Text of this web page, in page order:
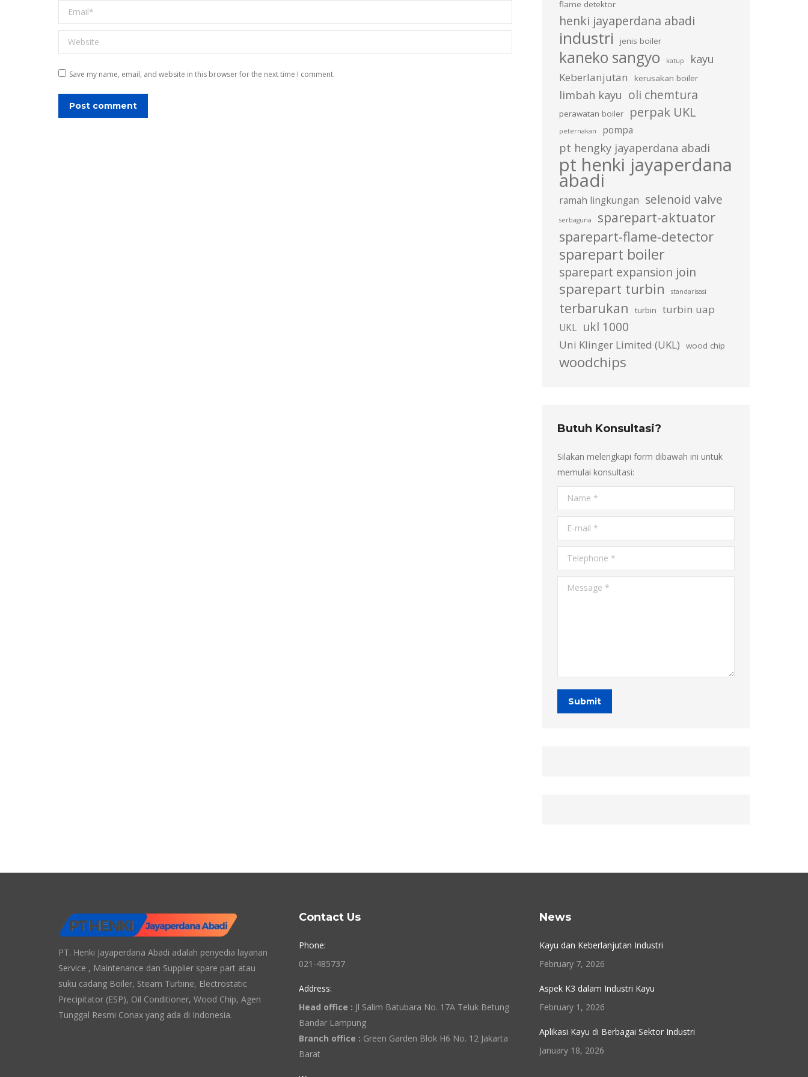
Email *
Website
Save my name, email, and website in this browser for the next time I comment.
Post comment
flame detektor
henki jayaperdana abadi
industri jenis boiler
kaneko sangyo katup kayu
Keberlanjutan kerusakan boiler
limbah kayu oli chemtura
perawatan boiler perpak UKL
peternakan pompa
pt hengky jayaperdana abadi
pt henki jayaperdana
abadi
ramah lingkungan selenoid valve
serbaguna
sparepart-aktuator
sparepart-flame-detector
sparepart boiler
sparepart expansion join
sparepart turbin standarisasi
terbarukan turbin turbin uap
UKL ukl 1000
Uni Klinger Limited (UKL) wood chip
woodchips
Butuh Konsultasi?
Silakan melengkapi form dibawah ini untuk
memulai konsultasi:
Name *
E-mail *
Telephone *
Message *
Submit
PT. Henki Jayaperdana Abadi adalah penyedia layanan
Service , Maintenance dan Supplier spare part atau
suku cadang Boiler, Steam Turbine, Electrostatic
Precipitator (ESP), Oil Conditioner, Wood Chip, Agen
Tunggal Resmi Conax yang ada di Indonesia.
Contact Us
Phone:
021-485737
Address:
Head office : Jl Salim Batubara No. 17A Teluk Betung
Bandar Lampung
Branch office : Green Garden Blok H6 No. 12 Jakarta
Barat
News
Kayu dan Keberlanjutan Industri
February 7, 2026
Aspek K3 dalam Industri Kayu
February 1, 2026
Aplikasi Kayu di Berbagai Sektor Industri
January 18, 2026